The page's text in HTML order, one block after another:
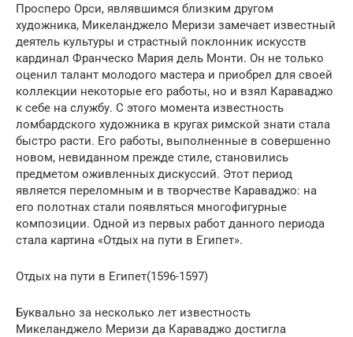
Просперо Орси, являвшимся близким другом
художника, Микеланджело Меризи замечает известный
деятель культуры и страстный поклонник искусств
кардинал Франческо Мария дель Монти. Он не только
оценил талант молодого мастера и приобрел для своей
коллекции некоторые его работы, но и взял Караваджо
к себе на службу. С этого момента известность
ломбардского художника в кругах римской знати стала
быстро расти. Его работы, выполненные в совершенно
новом, невиданном прежде стиле, становились
предметом оживленных дискуссий. Этот период
является переломным и в творчестве Караваджо: на
его полотнах стали появляться многофигурные
композиции. Одной из первых работ данного периода
стала картина «Отдых на пути в Египет».
Отдых на пути в Египет(1596-1597)
Буквально за несколько лет известность
Микеланджело Меризи да Караваджо достигла